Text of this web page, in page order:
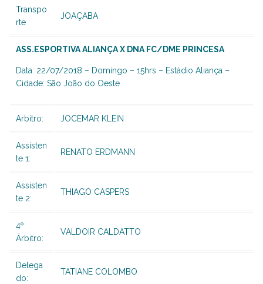
Transpo
rte
JOAÇABA
ASS.ESPORTIVA ALIANÇA X DNA FC/DME PRINCESA
Data: 22/07/2018 – Domingo – 15hrs – Estádio Aliança –
Cidade: São João do Oeste
Arbitro: JOCEMAR KLEIN
Assisten
te 1:
RENATO ERDMANN
Assisten
te 2:
THIAGO CASPERS
4º
Árbitro:
VALDOIR CALDATTO
Delega
do:
TATIANE COLOMBO